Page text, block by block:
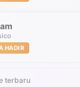
HADIR
terbaru